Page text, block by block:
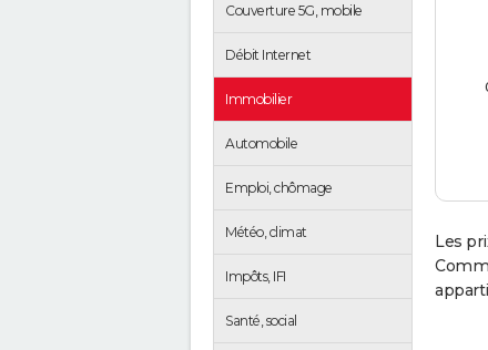
Couverture 5G, mobile
Débit Internet
Immobilier
Automobile
Emploi, chômage
Météo, climat
Impôts, IFI
Santé, social
Les